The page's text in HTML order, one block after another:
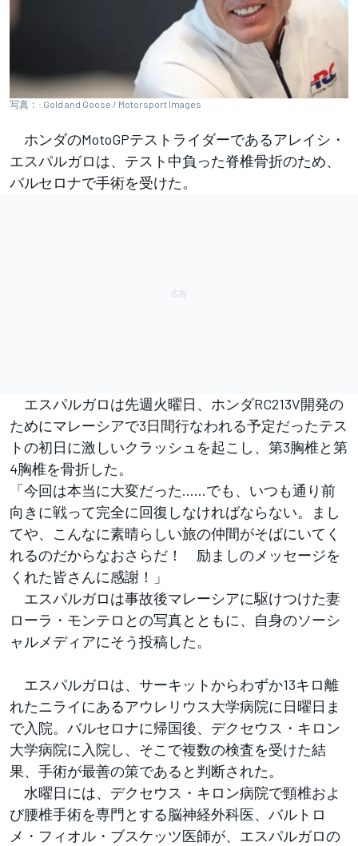
写真：: Gold and Goose / Motorsport Images
ホンダのMotoGPテストライダーであるアレイシ・
エスパルガロは、テスト中負った脊椎骨折のため、
バルセロナで手術を受けた。
エスパルガロは先週火曜日、ホンダRC213V開発の
ためにマレーシアで3日間行なわれる予定だったテス
トの初日に激しいクラッシュを起こし、第3胸椎と第
4胸椎を骨折した。
「今回は本当に大変だった……でも、いつも通り前
向きに戦って完全に回復しなければならない。まし
てや、こんなに素晴らしい旅の仲間がそばにいてく
れるのだからなおさらだ！ 励ましのメッセージを
くれた皆さんに感謝！」
エスパルガロは事故後マレーシアに駆けつけた妻
ローラ・モンテロとの写真とともに、自身のソーシ
ャルメディアにそう投稿した。
エスパルガロは、サーキットからわずか13キロ離
れたニライにあるアウレリウス大学病院に日曜日ま
で入院。バルセロナに帰国後、デクセウス・キロン
大学病院に入院し、そこで複数の検査を受けた結
果、手術が最善の策であると判断された。
水曜日には、デクセウス・キロン病院で頸椎およ
び腰椎手術を専門とする脳神経外科医、バルトロ
メ・フィオル・ブスケッツ医師が、エスパルガロの